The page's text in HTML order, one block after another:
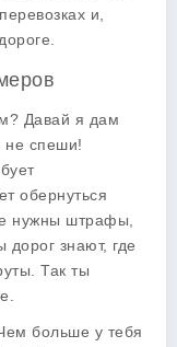
и,
Давай я дам
не спеши!
обернуться
нужны штрафы,
дорог знают, где
Так ты
больше у тебя